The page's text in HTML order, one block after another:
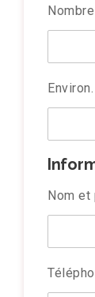
Nom et